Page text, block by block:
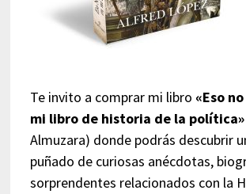
Te invito a comprar mi libro «Eso
mi libro de historia de la política»
Almuzara) donde podrás descubrir
puñado de curiosas anécdotas,
sorprendentes relacionados con la